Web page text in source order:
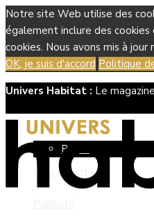
Notre site Web utilise des
également inclure des
cookies. Nous avons mis à
OK, je suis d'accord Politique
Univers Habitat : Le
Boutique
Panier
Mon compte